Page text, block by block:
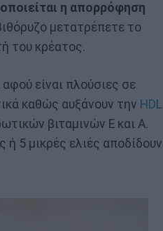
η απορρόφηση
μετατρέπετε το
του κρέατος.
είναι πλούσιες σε
καθώς αυξάνουν την HDL
βιταμινών Ε και Α.
5 μικρές ελιές αποδίδουν